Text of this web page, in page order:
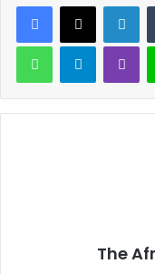
Facebook
X
WhatsAppTelegram
The